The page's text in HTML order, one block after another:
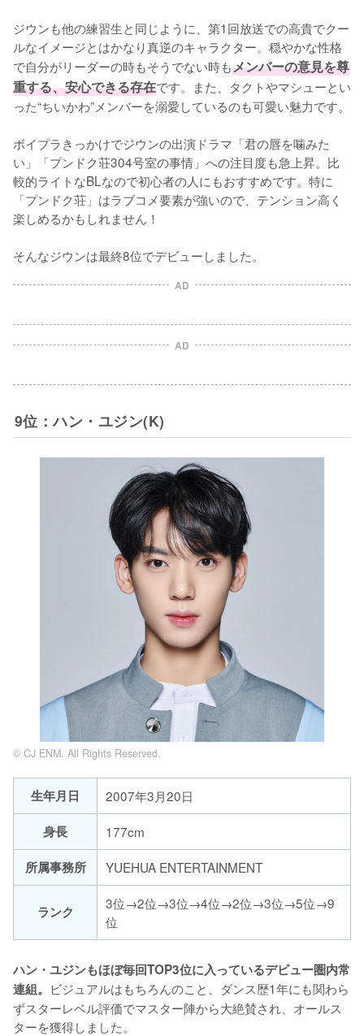
ジウンも他の練習生と同じように、第1回放送での高貴でクー
ルなイメージとはかなり真逆のキャラクター。穏やかな性格
で自分がリーダーの時もそうでない時もメンバーの意見を尊
重する、安心できる存在です。また、タクトやマシューとい
った“ちいかわ”メンバーを溺愛しているのも可愛い魅力です。
ボイプラきっかけでジウンの出演ドラマ「君の唇を噛みた
い」「プンドク荘304号室の事情」への注目度も急上昇。比
較的ライトなBLなので初心者の人にもおすすめです。特に
「プンドク荘」はラブコメ要素が強いので、テンション高く
楽しめるかもしれません！
そんなジウンは最終8位でデビューしました。
AD
AD
9位：ハン・ユジン(K)
© CJ ENM. All Rights Reserved.
生年月日
2007年3月20日
身長
177cm
所属事務所
YUEHUA ENTERTAINMENT
ランク
3位→2位→3位→4位→2位→3位→5位→9
位
ハン・ユジンもほぼ毎回TOP3位に入っているデビュー圏内常
連組。 ビジュアルはもちろんのこと、ダンス歴1年にも関わら
ずスターレベル評価でマスター陣から大絶賛され、オールス
ターを獲得しました。